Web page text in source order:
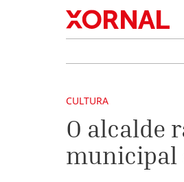
CULTURA
O alcalde
municipal